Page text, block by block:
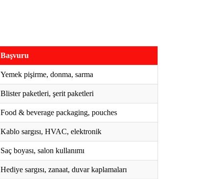
Başvuru
Yemek pişirme, donma, sarma
Blister paketleri, şerit paketleri
Food & beverage packaging, pouches
Kablo sargısı, HVAC, elektronik
Saç boyası, salon kullanımı
Hediye sargısı, zanaat, duvar kaplamaları